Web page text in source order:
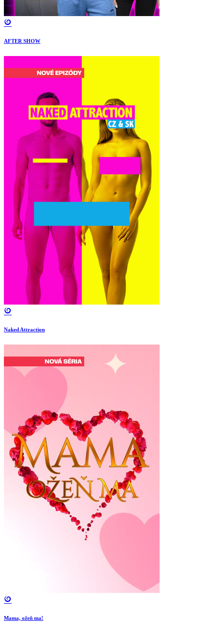
AFTER SHOW
Naked Attraction
Mama, ožeň ma!